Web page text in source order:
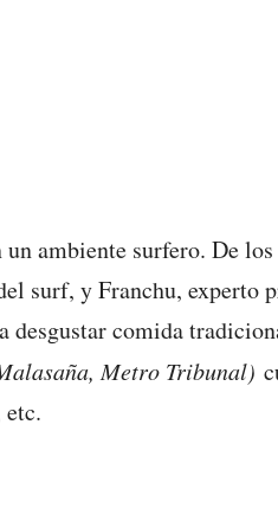
ambiente surfero. De
surf, y Franchu, experto
desgustar comida
Metro Tribunal)